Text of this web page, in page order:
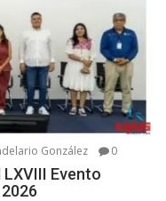
González 0
LXVIII Evento